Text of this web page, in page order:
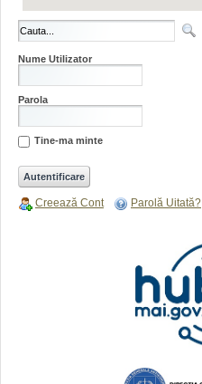
Nume Utilizator
Parola
Tine-ma minte
Creează Cont Parolă Uitată?